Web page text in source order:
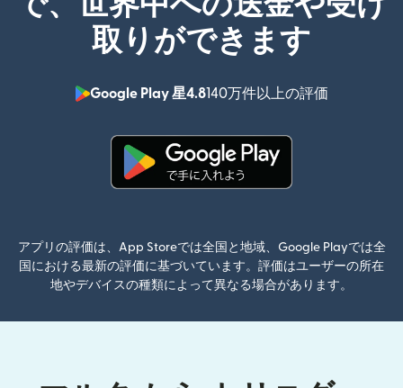
取りができます
Google Play 星4.8140万件以上の評価
（別ウィン
アプリの評価は、App Storeでは全国と地域、Google Playでは全
国における最新の評価に基づいています。評価はユーザーの所在
地やデバイスの種類によって異なる場合があります。